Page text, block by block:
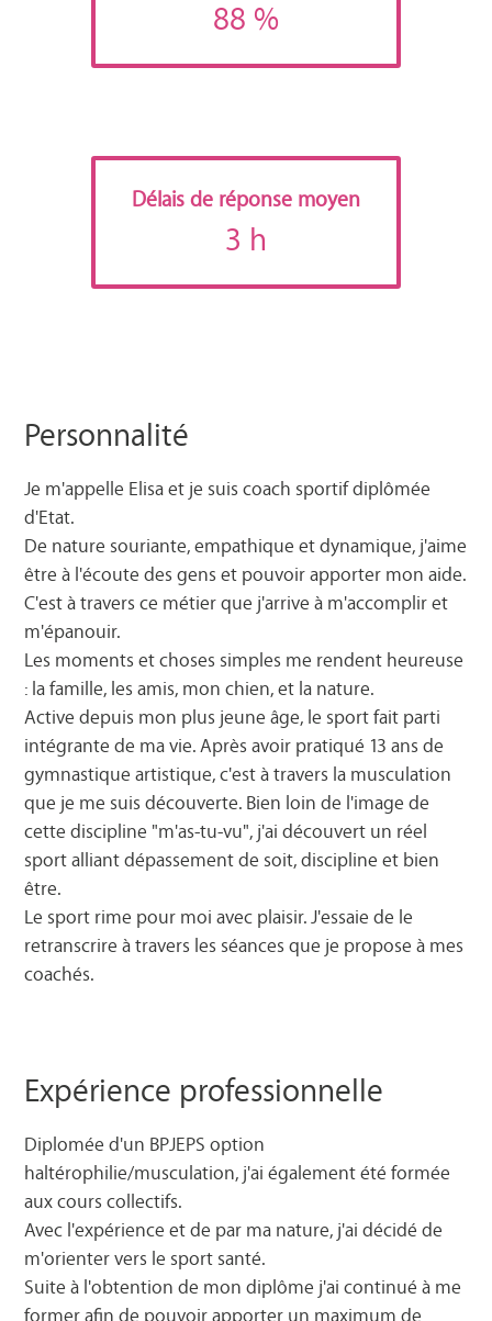
88 %
Délais de réponse moyen
3 h
Personnalité
Je m'appelle Elisa et je suis coach sportif diplômée
d'Etat.
De nature souriante, empathique et dynamique, j'aime
être à l'écoute des gens et pouvoir apporter mon aide.
C'est à travers ce métier que j'arrive à m'accomplir et
m'épanouir.
Les moments et choses simples me rendent heureuse
: la famille, les amis, mon chien, et la nature.
Active depuis mon plus jeune âge, le sport fait parti
intégrante de ma vie. Après avoir pratiqué 13 ans de
gymnastique artistique, c'est à travers la musculation
que je me suis découverte. Bien loin de l'image de
cette discipline "m'as-tu-vu", j'ai découvert un réel
sport alliant dépassement de soit, discipline et bien
être.
Le sport rime pour moi avec plaisir. J'essaie de le
retranscrire à travers les séances que je propose à mes
coachés.
Expérience professionnelle
Diplomée d'un BPJEPS option
haltérophilie/musculation, j'ai également été formée
aux cours collectifs.
Avec l'expérience et de par ma nature, j'ai décidé de
m'orienter vers le sport santé.
Suite à l'obtention de mon diplôme j'ai continué à me
former afin de pouvoir apporter un maximum de